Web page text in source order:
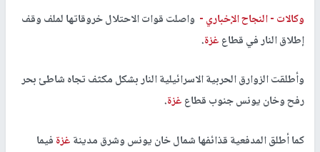
وكالات -النجاح الإخباري - واصلت قوات الاحتلال خروقاتها لملف وقف
إطلاق النار في قطاعغزة.
وأطلقت الزوارق الحربية الاسرائيلية النار بشكل مكثف تجاه شاطئ بحر
رفح وخان يونس جنوب قطاعغزة.
كما أطلق المدفعية قذائفها شمال خان يونس وشرق مدينةغزةفيما